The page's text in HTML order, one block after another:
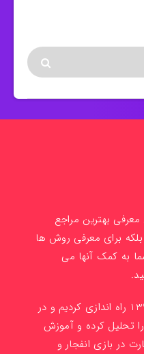
معرفی بهترین مراجع
برای معرفی روش ها
به کمک آنها می
ما این وب سایت را در سال 1398 راه اندازی کردیم و در
تحلیل کرده و آموزش
در بازی انفجار و